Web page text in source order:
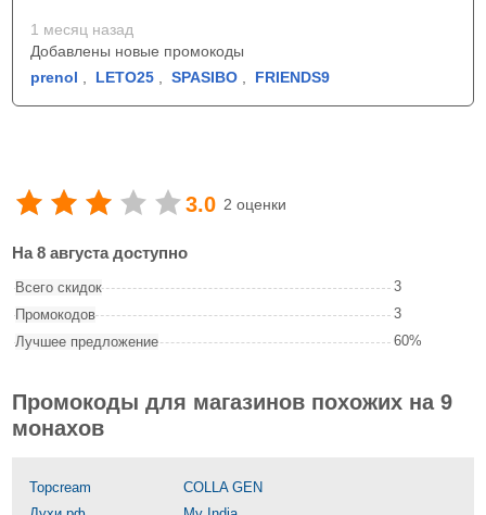
1 месяц назад
Добавлены новые промокоды
prenol
LETO25 SPASIBO FRIENDS9
3.0 2 оценки
На 8 августа доступно
Всего скидок
3
Промокодов
3
Лучшее предложение
60%
Промокоды для магазинов похожих на 9
монахов
Topcream
COLLA GEN